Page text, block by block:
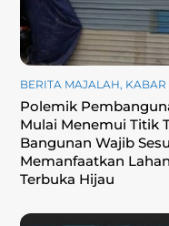
BERITA MAJALAH, KABAR
Polemik
Mulai Menemui Titik
Bangunan Wajib
Memanfaatkan
Terbuka Hijau